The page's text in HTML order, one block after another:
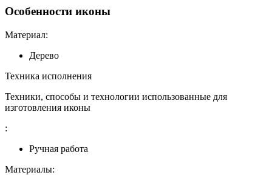
Особенности иконы
Материал:
Дерево
Техника исполнения
Техники, способы и технологии использованные для
изготовления иконы
:
Ручная работа
Материалы: